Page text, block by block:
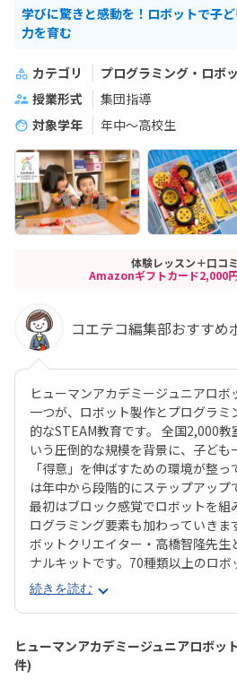
学びに驚きと感動を！ロボットで子
力を育む
カテゴリ
プログラミング・ロボ
授業形式
集団指導
対象学年
年中～高校生
体験レッスン＋口コ
Amazonギフトカード2,000
コエテコ編集部おすすめ
ヒューマンアカデミージュニアロボ
一つが、ロボット製作とプログラ
的なSTEAM教育です。 全国2,000
いう圧倒的な規模を背景に、子ども
「得意」を伸ばすための環境が整
は年中から段階的にステップアップ
最初はブロック感覚でロボットを組
ログラミング要素も加わっていきま
ボットクリエイター・高橋智隆先生
ナルキットです。70種類以上のロ
で、飽きずに続けやすい点も特徴で
は、ロボットを完成させる「基本製
に挑戦する「応用実践」を繰り返す
回、新しい達成感と成長を実感で
す。 自ら考え、試行錯誤しながら
創造力や論理的思考力を育むだけで
続きを読む
ヒューマンアカデミージュニアロボッ
件)